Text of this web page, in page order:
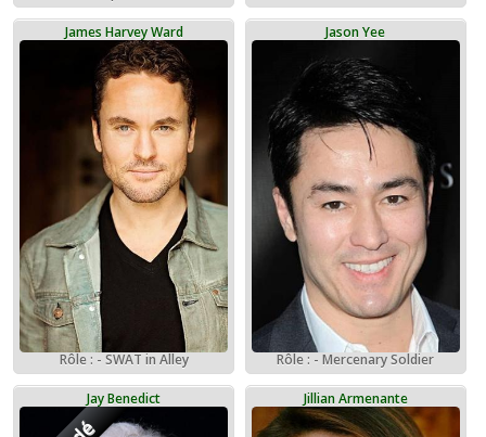
James Harvey Ward
Rôle : - SWAT in Alley
Jason Yee
Rôle : - Mercenary Soldier
Jay Benedict Jillian Armenante